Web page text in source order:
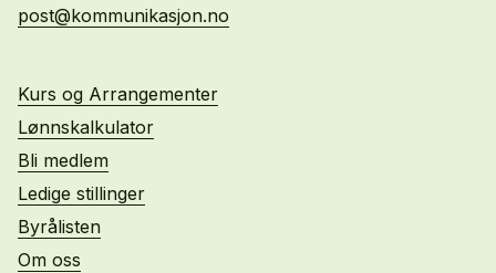
post@kommunikasjon.no
Kurs og Arrangementer
Lønnskalkulator
Bli medlem
Ledige stillinger
Byrålisten
Om oss